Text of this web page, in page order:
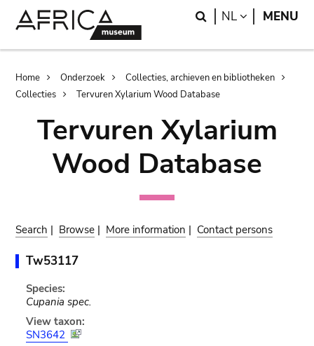
Search
NL LANGUAGE
MENU
Breadcrumb
Home Onderzoek
Collecties, archieven en bibliotheken
Collecties
Tervuren Xylarium Wood Database
Tervuren Xylarium
Wood Database
Search | Browse | More information | Contact persons
Tw53117
Species:
Cupania spec.
View taxon:
SN3642